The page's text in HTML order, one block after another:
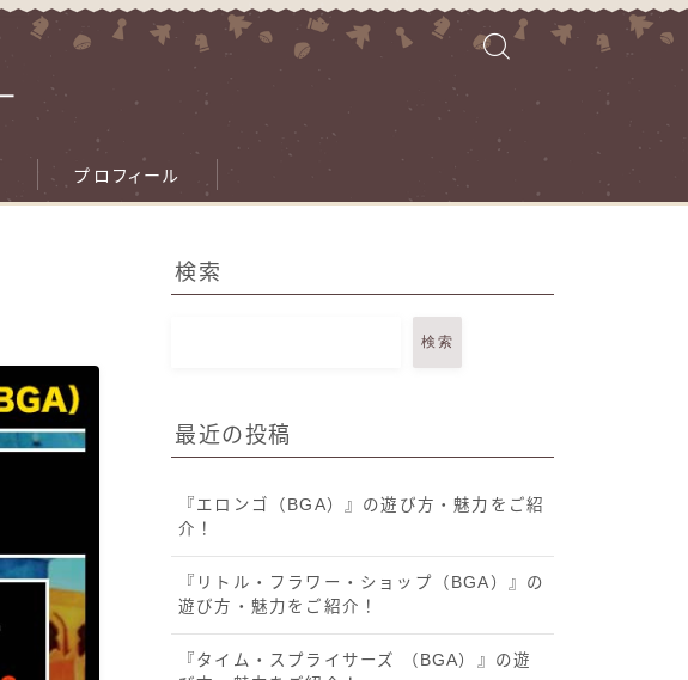
プロフィール
検索
検索
最近の投稿
『エロンゴ（BGA）』の遊び方・魅力をご紹
介！
『リトル・フラワー・ショップ（BGA）』の
遊び方・魅力をご紹介！
『タイム・スプライサーズ （BGA）』の遊